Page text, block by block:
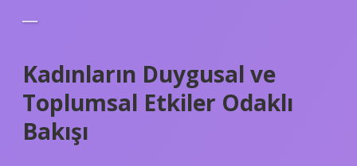
—
Kadınların Duygusal ve
Toplumsal Etkiler Odaklı
Bakışı